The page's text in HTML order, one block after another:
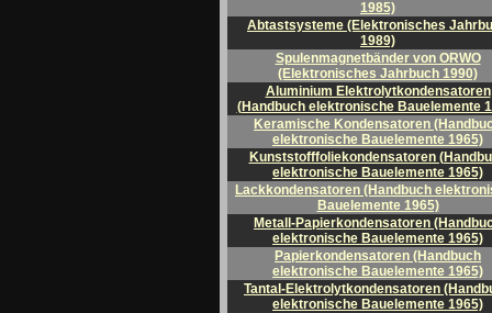
1985)
Abtastsysteme (Elektronisches
1989)
Spulenmagnetbänder von ORWO
(Elektronisches Jahrbuch 1990)
Aluminium Elektrolytkondensatoren
(Handbuch elektronische Bauelemente
Keramische Kondensatoren
elektronische Bauelemente 1965)
Kunststofffoliekondensatoren
elektronische Bauelemente 1965)
Lackkondensatoren (Handbuch
Bauelemente 1965)
Metall-Papierkondensatoren
elektronische Bauelemente 1965)
Papierkondensatoren (Handbuch
elektronische Bauelemente 1965)
Tantal-Elektrolytkondensatoren
elektronische Bauelemente 1965)